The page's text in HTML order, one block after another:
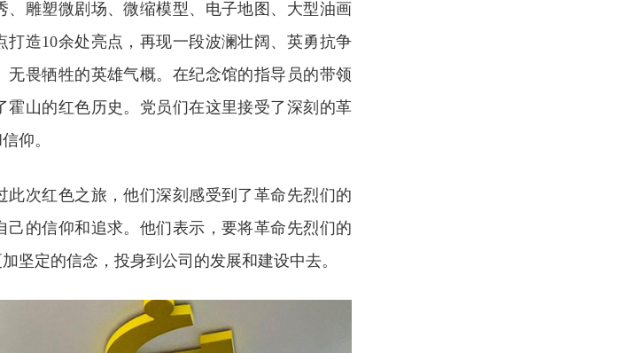
雕塑微剧场、微缩模型、电子地图、大型油画
造10余处亮点，再现一段波澜壮阔、英勇抗争
畏牺牲的英雄气概。在纪念馆的指导员的带领
山的红色历史。党员们在这里接受了深刻的革
仰。
次红色之旅，他们深刻感受到了革命先烈们的
的信仰和追求。他们表示，要将革命先烈们的
坚定的信念，投身到公司的发展和建设中去。